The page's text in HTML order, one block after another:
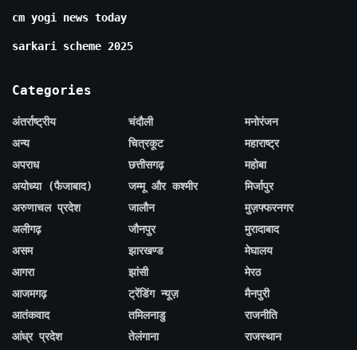
cm yogi news today
sarkari scheme 2025
Categories
अंतर्राष्ट्रीय
अन्य
अपराध
अयोध्या (फैजाबाद)
अरुणाचल प्रदेश
अलीगढ़
असम
आगरा
आजमगढ़
आतंकवाद
आंध्र प्रदेश
चंदौली
चित्रकूट
छत्तीसगढ़
जम्मू और कश्मीर
जालौन
जौनपुर
झारखण्ड
झांसी
ट्रेंडिंग न्यूज़
तमिलनाडु
तेलंगाना
मनोरंजन
महाराष्ट्र
महोबा
मिर्जापुर
मुज़फ्फरनगर
मुरादाबाद
मेघालय
मेरठ
मैनपुरी
राजनीति
राजस्थान